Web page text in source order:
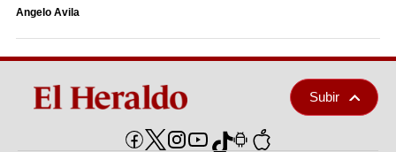
Angelo Avila
Subir